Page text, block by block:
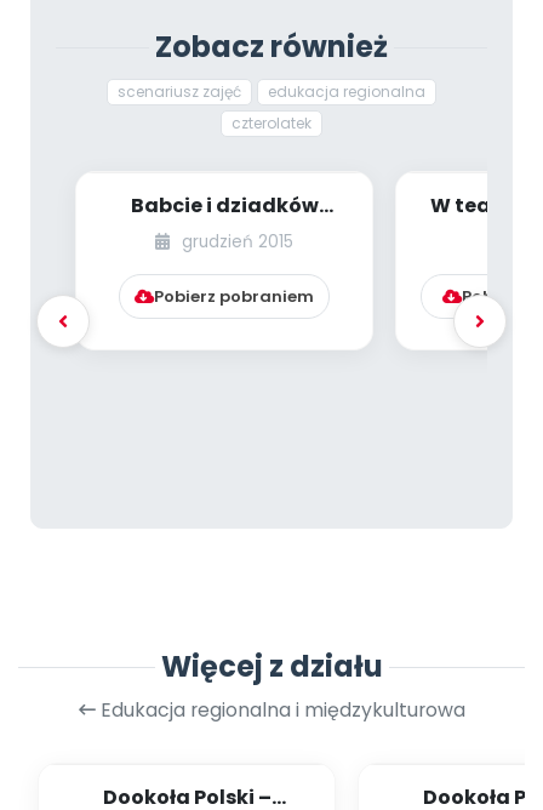
Zobacz również
scenariusz zajęć
edukacja regionalna
czterolatek
Babcie i dziadków
bardzo kochamy, więc
o ich święcie za...
grudzień 2015
Pobierz pobraniem
W teatrze
Pobierz
Więcej z działu
Edukacja regionalna i międzykulturowa
Dookoła Polski – Dookoła